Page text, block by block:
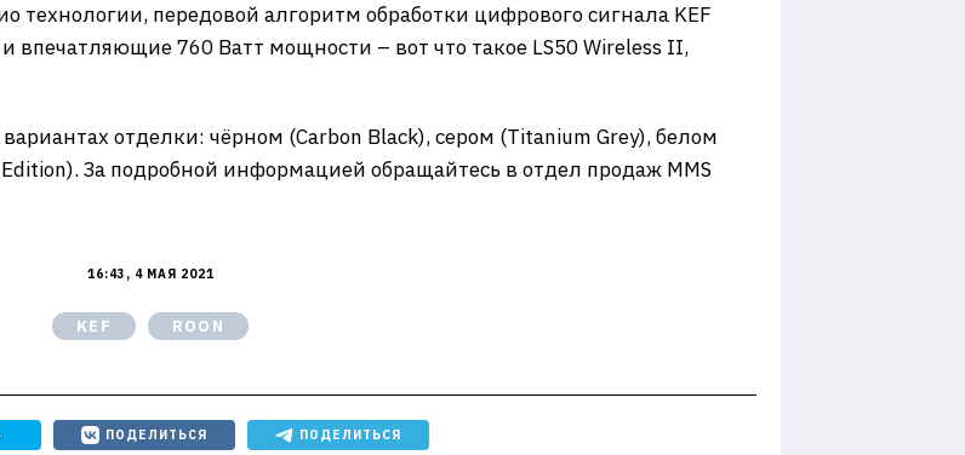
технологии, передовой алгоритм обработки цифрового сигнала KEF
впечатляющие 760 Ватт мощности – вот что такое LS50 Wireless II,
отделки: чёрном (Carbon Black), сером (Titanium Grey), белом
За подробной информацией обращайтесь в отдел продаж MMS
16:43, 4 МАЯ 2021
KEF ROON
ПОДЕЛИТЬСЯ ПОДЕЛИТЬСЯ